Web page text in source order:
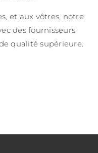
et aux vôtres, notre
des fournisseurs
qualité supérieure.